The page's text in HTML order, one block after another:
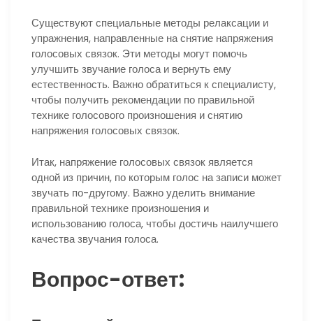
Существуют специальные методы релаксации и
упражнения, направленные на снятие напряжения
голосовых связок. Эти методы могут помочь
улучшить звучание голоса и вернуть ему
естественность. Важно обратиться к специалисту,
чтобы получить рекомендации по правильной
технике голосового произношения и снятию
напряжения голосовых связок.
Итак, напряжение голосовых связок является
одной из причин, по которым голос на записи может
звучать по-другому. Важно уделить внимание
правильной технике произношения и
использованию голоса, чтобы достичь наилучшего
качества звучания голоса.
Вопрос-ответ: